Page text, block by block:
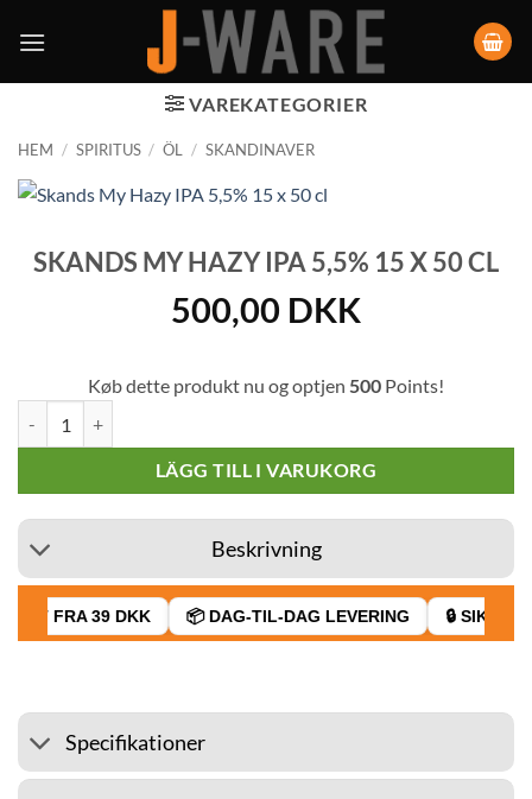
VAREKATEGORIER
HEM / SPIRITUS / ÖL / SKANDINAVER
SKANDS MY HAZY IPA 5,5% 15 X 50 CL
500,00 DKK
Køb dette produkt nu og optjen 500 Points!
LÄGG TILL I VARUKORG
Beskrivning
FRA 39 DKK 📦 DAG-TIL-DAG LEVERING 🔒 SIKKER
Specifikationer